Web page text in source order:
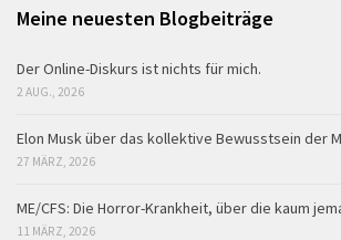
Meine neuesten Blogbeiträge
Der Online-Diskurs ist nichts für mich.
2 AUG., 2026
Elon Musk über das kollektive Bewusstsein der
27 MÄRZ, 2026
ME/CFS: Die Horror-Krankheit, über die kaum
11 MÄRZ, 2026